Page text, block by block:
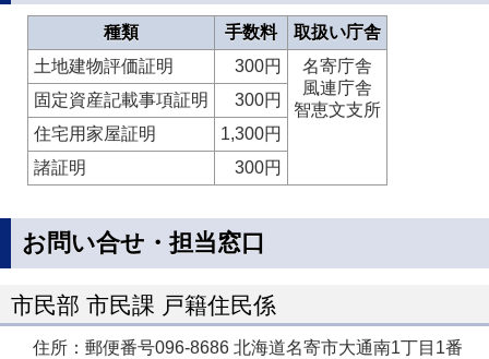
種類 手数料
取扱い庁舎
土地建物評価証明
300円
名寄庁舎
風連庁舎
智恵文支所
固定資産記載事項証明
300円
住宅用家屋証明
1,300円
諸証明
300円
お問い合せ・担当窓口
市民部 市民課 戸籍住民係
住所：郵便番号096-8686 北海道名寄市大通南1丁目1番